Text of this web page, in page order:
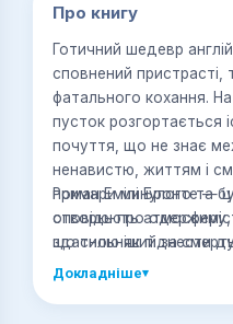
Про книгу
Готичний шедевр
сповнений пристрасті,
фатального кохання.
пусток розгортається
почуття, що не знає
ненавистю, життям і
примари минулого та
створюють атмосферу,
здатною як піднести
Роман Емілі Бронте —
оповідь про
що сильніший за
Докладніше▾